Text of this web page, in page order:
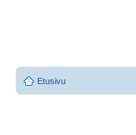
Etusivu